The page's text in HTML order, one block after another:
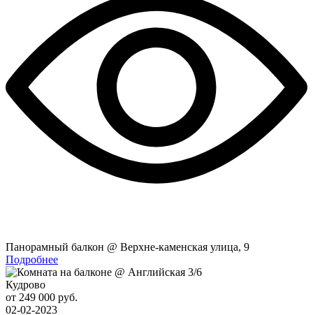
Панорамный балкон @ Верхне-каменская улица, 9
Подробнее
Кудрово
от 249 000 руб.
02-02-2023